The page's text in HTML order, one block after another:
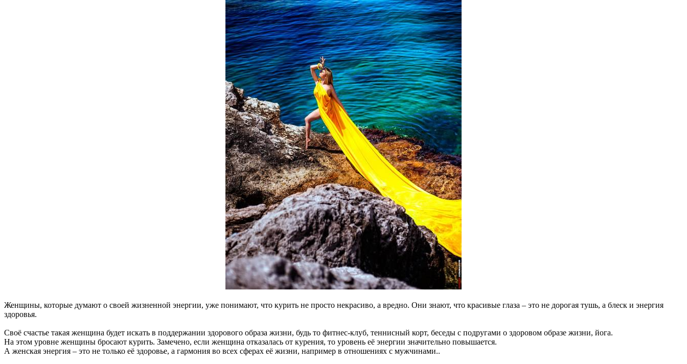
Женщины, которые думают о своей жизненной энергии, уже понимают, что курить не просто некрасиво, а вредно. Они знают, что красивые глаза – это не дорогая тушь, а блеск и энергия
здоровья.
Своё счастье такая женщина будет искать в поддержании здорового образа жизни, будь то фитнес-клуб, теннисный корт, беседы с подругами о здоровом образе жизни, йога.
На этом уровне женщины бросают курить. Замечено, если женщина отказалась от курения, то уровень её энергии значительно повышается.
А женская энергия – это не только её здоровье, а гармония во всех сферах её жизни, например в отношениях с мужчинами..